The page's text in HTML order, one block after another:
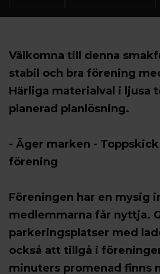
Välkomna till denna
stabil och bra förening
Härliga materialval i ljusa
planerad planlösning.
- Äger marken -
förening
Föreningen har en mysig
medlemmarna får nyttja.
parkeringsplatser med
också att tillgå i
minuters promenad finns